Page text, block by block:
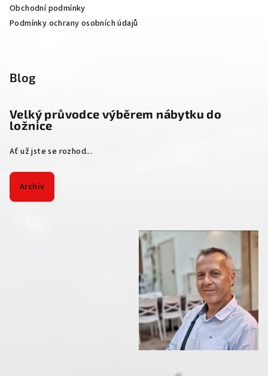
Obchodní podmínky
Podmínky ochrany osobních údajů
Blog
Velký průvodce výběrem nábytku do
ložnice
Ať už jste se rozhod...
Archiv